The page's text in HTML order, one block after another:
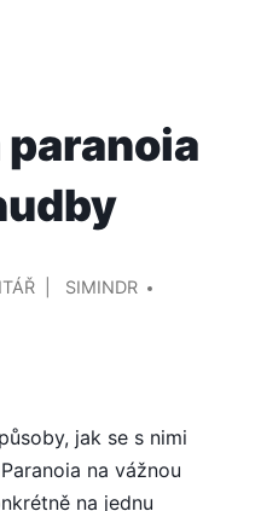
NA
KLASICKÉ
HUDBY
SIMINDR
jak se s nimi
na vážnou
na jednu